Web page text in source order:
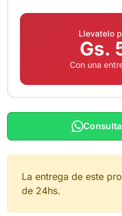
Llevatelo
Gs.
Con una
La entrega de este
de 24hs.